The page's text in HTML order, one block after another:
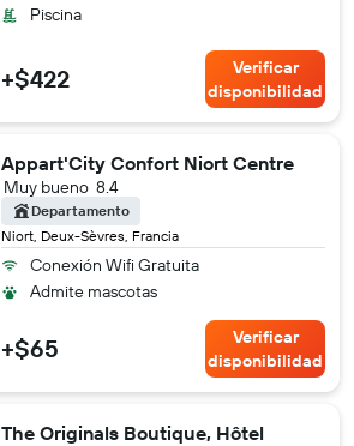
Piscina
+$422
Verificar
disponibilidad
Appart'City Confort Niort Centre
Niort, Deux-Sèvres, Francia
8.4
Muy bueno
Departamento
Conexión Wifi Gratuita
Admite mascotas
+$65
Verificar
disponibilidad
The Originals Boutique, Hôtel